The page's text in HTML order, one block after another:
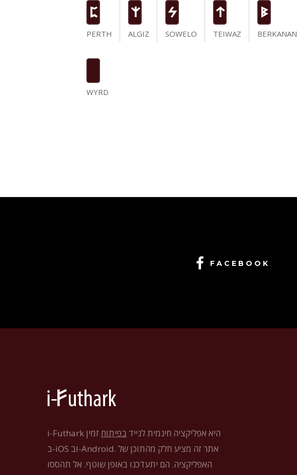
P
PERTH
Z
ALGIZ
S
SOWELO
t
TEIWAZ
B
BERKANAN
WYRD
FACEBOOK
i-Futhark היא אפליקציה חינמית לנייד בפיתוח זמין
ב-iOS וב-Android. אתר זה מציע חלק מהתוכן של
האפליקציה. הם יתעדכנו באופן שוטף. אל תהססו